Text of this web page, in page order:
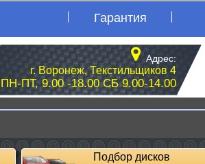
Гарантия
Адрес:
г. Воронеж, Текстильщиков 4
ПН-ПТ, 9.00 -18.00 СБ 9.00-14.00
Подбор дисков